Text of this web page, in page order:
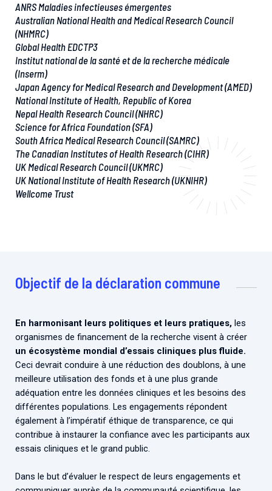
ANRS Maladies infectieuses émergentes
Australian National Health and Medical Research Council
(NHMRC)
Global Health EDCTP3
Institut national de la santé et de la recherche médicale
(Inserm)
Japan Agency for Medical Research and Development (AMED)
National Institute of Health, Republic of Korea
Nepal Health Research Council (NHRC)
Science for Africa Foundation (SFA)
South Africa Medical Research Council (SAMRC)
The Canadian Institutes of Health Research (CIHR)
UK Medical Research Council (UKMRC)
UK National Institute of Health Research (UKNIHR)
Wellcome Trust
Objectif de la déclaration commune
En harmonisant leurs politiques et leurs pratiques, les
organismes de financement de la recherche visent à créer
un écosystème mondial d’essais cliniques plus fluide.
Ceci devrait conduire à une réduction des doublons, à une
meilleure utilisation des fonds et à une plus grande
adéquation entre les données cliniques et les besoins des
différentes populations. Les engagements répondent
également à l’impératif éthique de transparence, ce qui
contribue à instaurer la confiance avec les participants aux
essais cliniques et le grand public.
Dans le but d’évaluer le respect de leurs engagements et